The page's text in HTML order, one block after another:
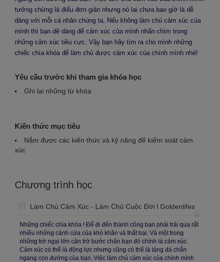
tưởng chừng là điểu đơn giản nhưng nó lại chưa bao giờ là dễ
dàng với mỗi cá nhân chúng ta. Nếu không làm chủ cảm xúc của
mình thì bạn dẽ dàng để cảm xúc của mình nhấn chìm trong
những cảm xúc tiêu cực. Vậy bạn hãy tìm ra cho mình những
chiếc chìa khóa để làm chủ được cảm xúc của chính mình nhé!
Yêu cầu trước khi tham gia khóa học
Ghi lại những từ khóa
Kiến thức mục tiêu
Nắm được các kiến thức và kỹ năng để kiểm soát cảm
xúc
Chương trình học
Làm Chủ Cảm Xúc - Làm Chủ Cuộc Đời l Goldenlifes
Những chiếc chìa khóa ! Để đi đến thành công bạn phải trải qua rất
nhiều những cánh cửa của khó khăn và thất bại. Và một trong
những trở ngại lớn cản trở bước chân bạn đó chính là cảm xúc.
Cảm xúc có thể là động lực nhưng cũng có thể là tảng đá chắn
ngang con đường của bạn. Việc làm chủ cảm xúc của chính mình